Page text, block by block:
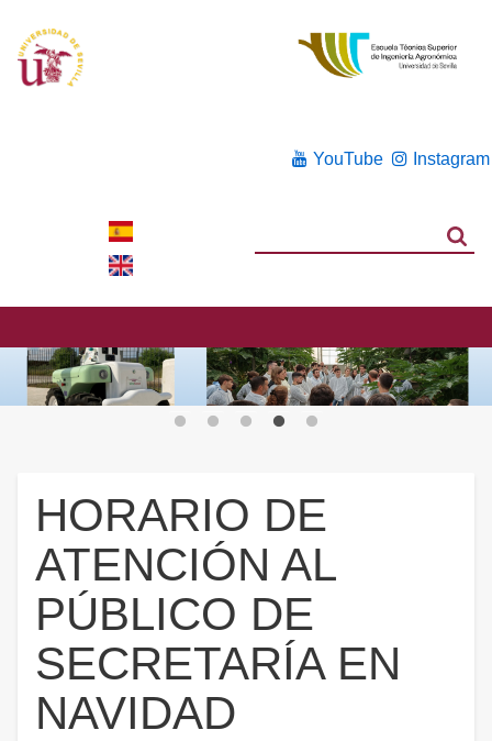
YouTube Instagram
HORARIO DE
ATENCIÓN AL
PÚBLICO DE
SECRETARÍA EN
NAVIDAD